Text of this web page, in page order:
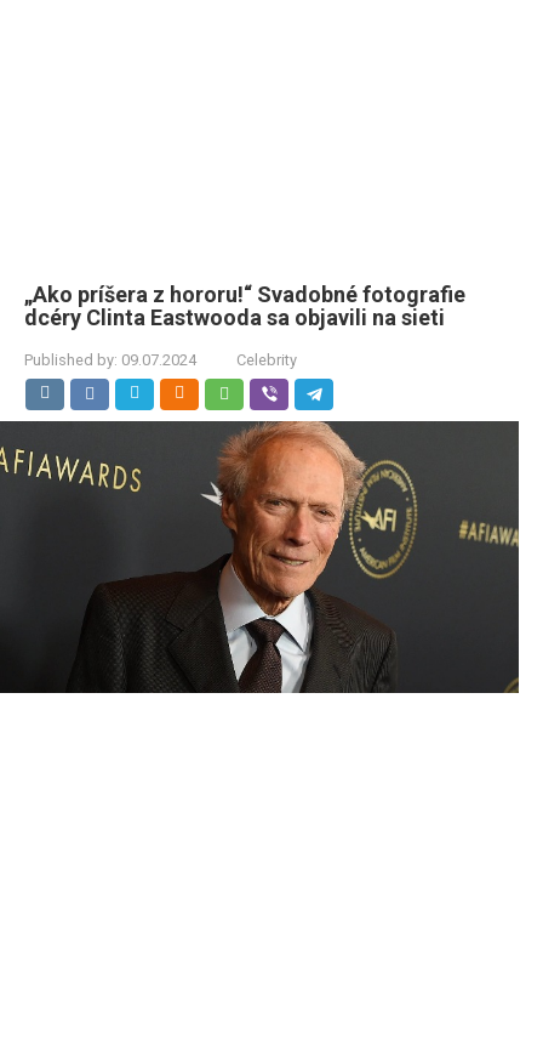
„Ako príšera z hororu!“ Svadobné fotografie
dcéry Clinta Eastwooda sa objavili na sieti
Published by: 09.07.2024 Celebrity